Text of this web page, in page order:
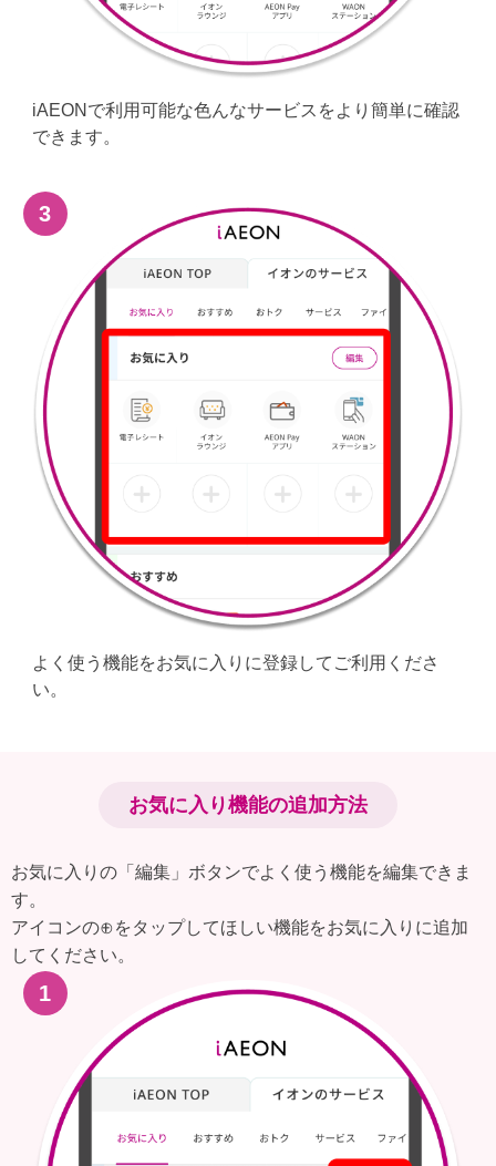
iAEONで利用可能な色んなサービスをより簡単に確認
できます。
3
よく使う機能をお気に入りに登録してご利用くださ
い。
お気に入り機能の追加方法​
お気に入りの「編集」ボタンでよく使う機能を編集できま
す。
アイコンの⊕をタップしてほしい機能をお気に入りに追加
してください。​
1